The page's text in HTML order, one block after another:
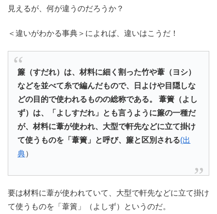
見えるが、何が違うのだろうか？
＜違いがわかる事典＞によれば、違いはこうだ！
簾（すだれ）は、材料に細く割った竹や葦（ヨシ）
などを並べて糸で編んだもので、日よけや目隠しな
どの目的で使われるものの総称である。 葦簀（よし
ず）は、「よしすだれ」とも言うように簾の一種だ
が、材料に葦が使われ、大型で軒先などに立て掛け
て使うものを「葦簀」と呼び、簾と区別される(出
典）
要は材料に葦が使われていて、大型で軒先などに立て掛け
て使うものを「葦簀」（よしず）というのだ。